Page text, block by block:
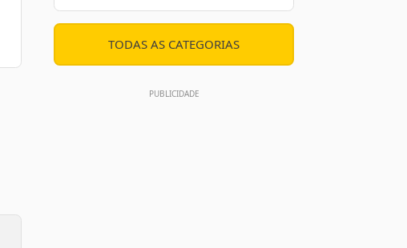
TODAS AS CATEGORIAS